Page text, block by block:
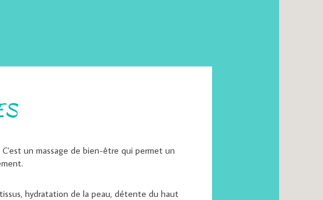
un massage de bien-être qui permet un
hydratation de la peau, détente du haut